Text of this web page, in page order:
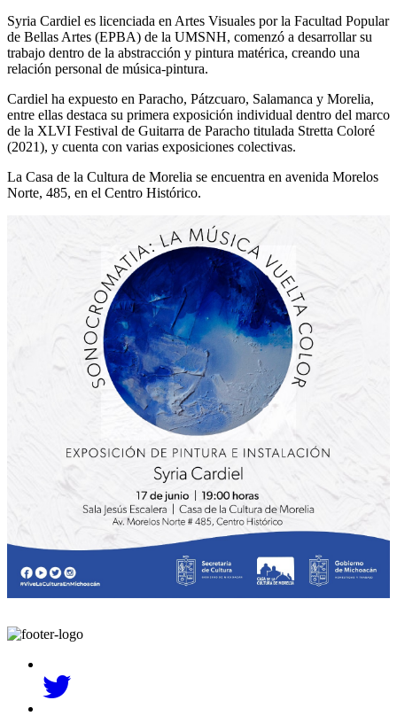
Syria Cardiel es licenciada en Artes Visuales por la Facultad Popular
de Bellas Artes (EPBA) de la UMSNH, comenzó a desarrollar su
trabajo dentro de la abstracción y pintura matérica, creando una
relación personal de música-pintura.
Cardiel ha expuesto en Paracho, Pátzcuaro, Salamanca y Morelia,
entre ellas destaca su primera exposición individual dentro del marco
de la XLVI Festival de Guitarra de Paracho titulada Stretta Coloré
(2021), y cuenta con varias exposiciones colectivas.
La Casa de la Cultura de Morelia se encuentra en avenida Morelos
Norte, 485, en el Centro Histórico.